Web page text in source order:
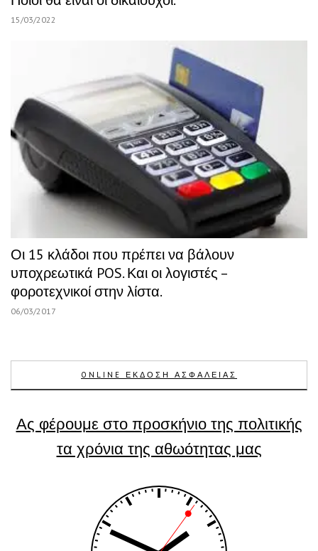
15/03/2022
Οι 15 κλάδοι που πρέπει να βάλουν
υποχρεωτικά POS. Και οι λογιστές –
φοροτεχνικοί στην λίστα.
06/03/2017
ONLINE ΕΚΔΟΣΗ ΑΣΦΑΛΕΙΑΣ
Ας φέρουμε στο προσκήνιο της πολιτικής
τα χρόνια της αθωότητας μας